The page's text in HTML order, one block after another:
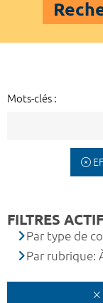
Mots-clés :
FILTRES
Par type de
Par rubrique: